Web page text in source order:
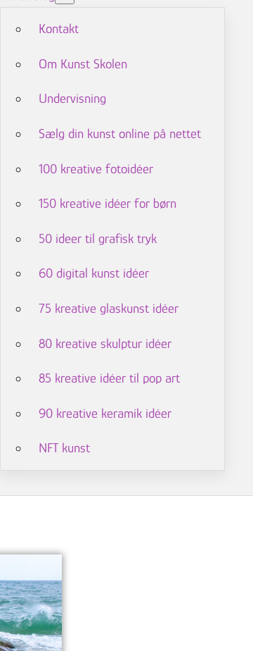
Kontakt
Om Kunst Skolen
Undervisning
Sælg din kunst online på nettet
100 kreative fotoidéer
150 kreative idéer for børn
50 ideer til grafisk tryk
60 digital kunst idéer
75 kreative glaskunst idéer
80 kreative skulptur idéer
85 kreative idéer til pop art
90 kreative keramik idéer
NFT kunst